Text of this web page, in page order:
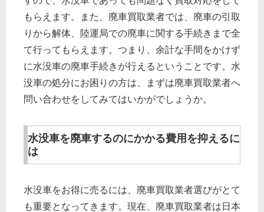
もらえます。また、廃車買取業者では、廃車の引取
りから解体、陸運局での廃車に関する手続きまで全
て行ってもらえます。つまり、余計な手間をかけず
に水没車の廃車手続きが行えるということです。水
没車の処分にお困りの方は、まずは廃車買取業者へ
問い合わせをしてみてはいかがでしょうか。
水没車を廃車するのにかかる費用を抑えるに
は
水没車をお得に売るには、廃車買取業者選びがとて
も重要となってきます。現在、廃車買取業者は日本